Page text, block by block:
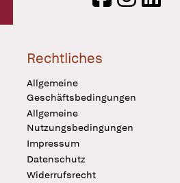
Rechtliches
Allgemeine
Geschäftsbedingungen
Allgemeine
Nutzungsbedingungen
Impressum
Datenschutz
Widerrufsrecht